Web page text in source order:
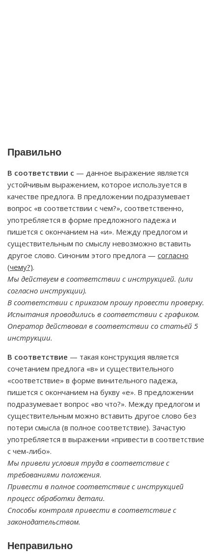
Правильно
В соответствии с — данное выражение является
устойчивым выражением, которое используется в
качестве предлога. В предложении подразумевает
вопрос «в соответствии с чем?», соответственно,
употребляется в форме предложного падежа и
пишется с окончанием на «и». Между предлогом и
существительным по смыслу невозможно вставить
другое слово. Синоним этого предлога — согласно
(чему?).
Мы действуем в соответствии с инструкцией. (или
согласно инструкции).
В соответствии с приказом прошу провести проверку.
Испытания проводились в соответствии с графиком.
Оператор действовал в соответствии со статьёй 5
инструкции.
В соответствие — такая конструкция является
сочетанием предлога «в» и существительного
«соответствие» в форме винительного падежа,
пишется с окончанием на букву «е». В предложении
подразумевает вопрос «во что?». Между предлогом и
существительным можно вставить другое слово без
потери смысла (в полное соответствие). Зачастую
употребляется в выражении «привести в соответствие
с чем-либо».
Мы привели условия труда в соответствие с
требованиями положения.
Привести в полное соответствие с инструкцией
процесс обработки детали.
Способы контроля привести в соответствие с
законодательством.
Неправильно